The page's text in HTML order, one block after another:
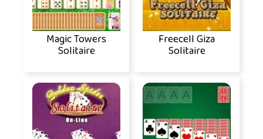
Magic Towers
Solitaire
Freecell Giza
Solitaire